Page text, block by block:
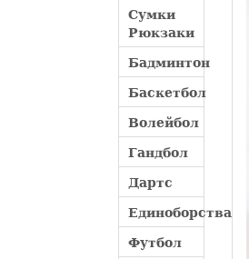
Сумки
Рюкзаки
Бадминтон
Баскетбол
Волейбол
Гандбол
Дартс
Единоборства
Футбол